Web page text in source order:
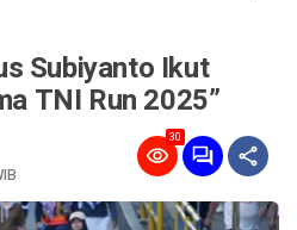
Subiyanto Ikut
TNI Run 2025”
30